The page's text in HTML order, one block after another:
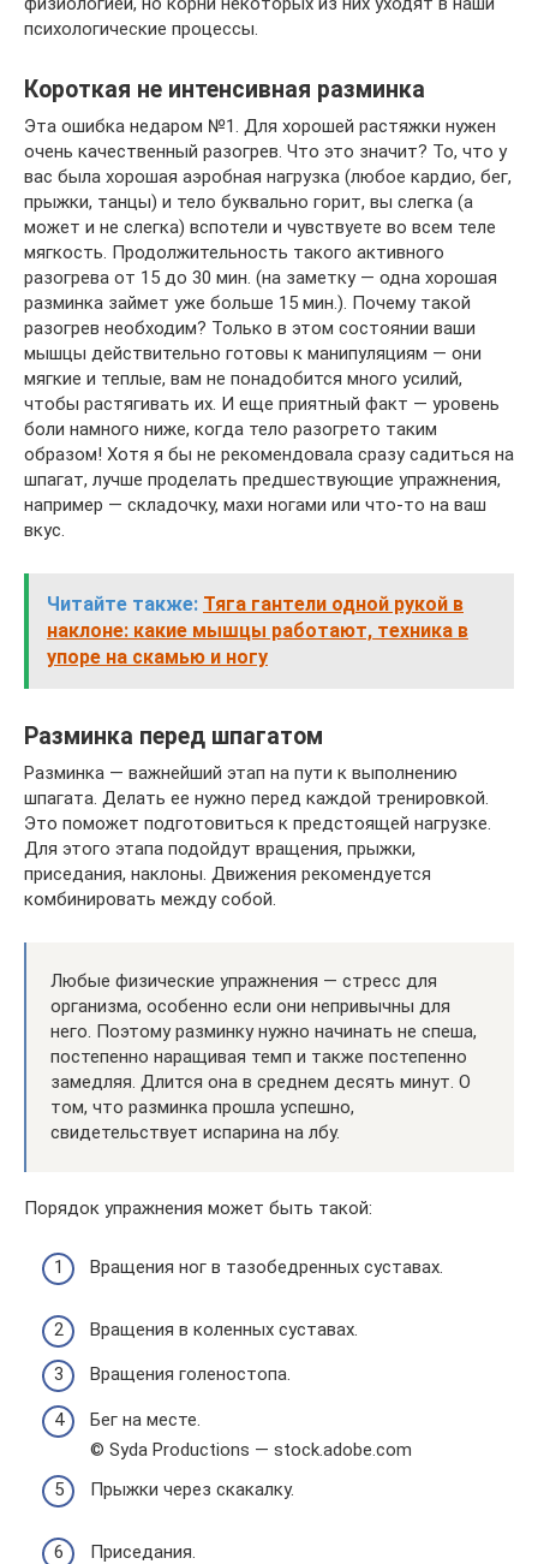
психологические процессы.
Короткая не интенсивная разминка
Эта ошибка недаром №1. Для хорошей растяжки нужен
очень качественный разогрев. Что это значит? То, что у
вас была хорошая аэробная нагрузка (любое кардио, бег,
прыжки, танцы) и тело буквально горит, вы слегка (а
может и не слегка) вспотели и чувствуете во всем теле
мягкость. Продолжительность такого активного
разогрева от 15 до 30 мин. (на заметку — одна хорошая
разминка займет уже больше 15 мин.). Почему такой
разогрев необходим? Только в этом состоянии ваши
мышцы действительно готовы к манипуляциям — они
мягкие и теплые, вам не понадобится много усилий,
чтобы растягивать их. И еще приятный факт — уровень
боли намного ниже, когда тело разогрето таким
образом! Хотя я бы не рекомендовала сразу садиться на
шпагат, лучше проделать предшествующие упражнения,
например — складочку, махи ногами или что-то на ваш
вкус.
Читайте также: Тяга гантели одной рукой в
наклоне: какие мышцы работают, техника в
упоре на скамью и ногу
Разминка перед шпагатом
Разминка — важнейший этап на пути к выполнению
шпагата. Делать ее нужно перед каждой тренировкой.
Это поможет подготовиться к предстоящей нагрузке.
Для этого этапа подойдут вращения, прыжки,
приседания, наклоны. Движения рекомендуется
комбинировать между собой.
Любые физические упражнения — стресс для
организма, особенно если они непривычны для
него. Поэтому разминку нужно начинать не спеша,
постепенно наращивая темп и также постепенно
замедляя. Длится она в среднем десять минут. О
том, что разминка прошла успешно,
свидетельствует испарина на лбу.
Порядок упражнения может быть такой:
Вращения ног в тазобедренных суставах.
Вращения в коленных суставах.
Вращения голеностопа.
Бег на месте.
© Syda Productions — stock.adobe.com
Прыжки через скакалку.
Приседания.